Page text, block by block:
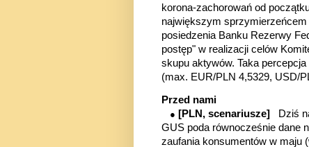
korona-zachorowań od
największym sprzymierzeńcem
posiedzenia Banku Rezerwy
postęp" w realizacji celów
skupu aktywów. Taka
(max. EUR/PLN 4,5329, USD/
Przed nami
● [PLN, scenariusze]
Dziś
GUS poda równocześnie dane
zaufania konsumentów w maju